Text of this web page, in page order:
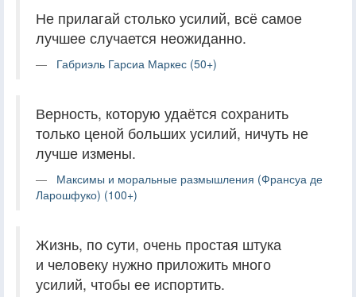
Не прилагай столько усилий, всё самое
лучшее случается неожиданно.
Габриэль Гарсиа Маркес (50+)
Верность, которую удаётся сохранить
только ценой больших усилий, ничуть не
лучше измены.
Максимы и моральные размышления (Франсуа де
Ларошфуко) (100+)
Жизнь, по сути, очень простая штука
и человеку нужно приложить много
усилий, чтобы ее испортить.